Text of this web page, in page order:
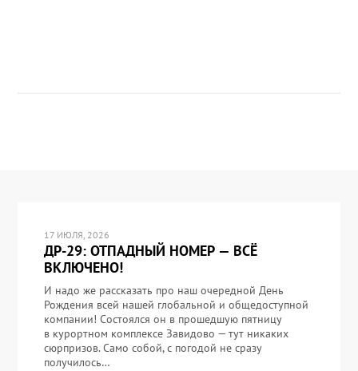
17 ИЮЛЯ, 2026
ДР-29: ОТПАДНЫЙ НОМЕР — ВСЁ
ВКЛЮЧЕНО!
И надо же рассказать про наш очередной День
Рождения всей нашей глобальной и общедоступной
компании! Состоялся он в прошедшую пятницу
в курортном комплексе Завидово — тут никаких
сюрпризов. Само собой, с погодой не сразу
получилось…